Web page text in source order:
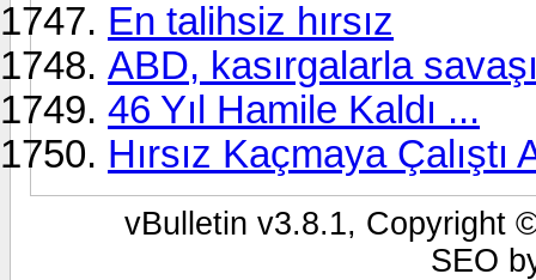
En talihsiz hırsız
ABD, kasırgalarla
46 Yıl Hamile Kaldı ...
Hırsız Kaçmaya
vBulletin v3.8.1, Copyright
SEO